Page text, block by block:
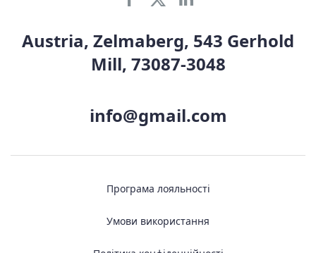
Austria, Zelmaberg, 543 Gerhold
Mill, 73087-3048
info@gmail.com
Програма лояльності
Умови використання